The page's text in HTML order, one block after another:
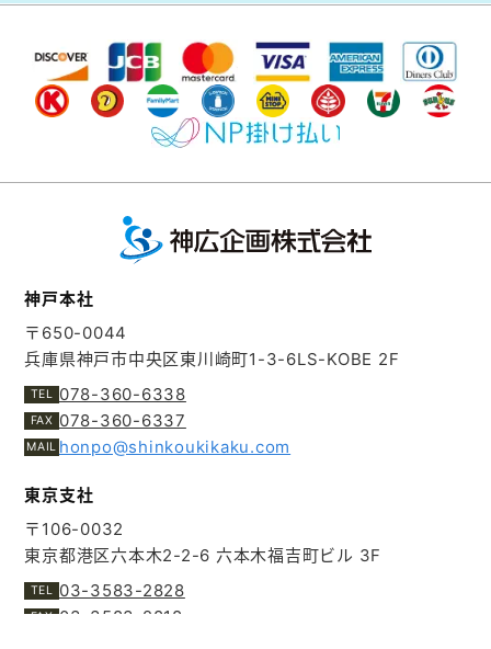
神戸本社
〒650-0044
兵庫県神戸市中央区東川崎町1-3-6LS-KOBE 2F
078-360-6338
078-360-6337
honpo@shinkoukikaku.com
東京支社
〒106-0032
東京都港区六本木2-2-6 六本木福吉町ビル 3F
03-3583-2828
03-3583-2818